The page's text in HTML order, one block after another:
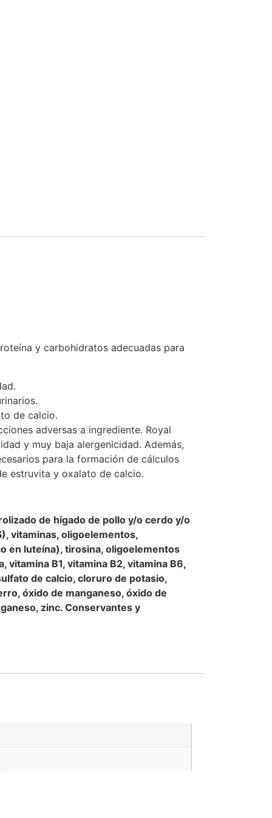
y carbohidratos adecuadas para
de calcio.
adversas a ingrediente. Royal
y muy baja alergenicidad. Además,
para la formación de cálculos
estruvita y oxalato de calcio.
de hígado de pollo y/o cerdo y/o
vitaminas, oligoelementos,
en luteína), tirosina, oligoelementos
vitamina B1, vitamina B2, vitamina B6,
de calcio, cloruro de potasio,
óxido de manganeso, óxido de
zinc. Conservantes y